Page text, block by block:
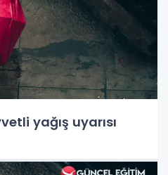
yağış uyarısı